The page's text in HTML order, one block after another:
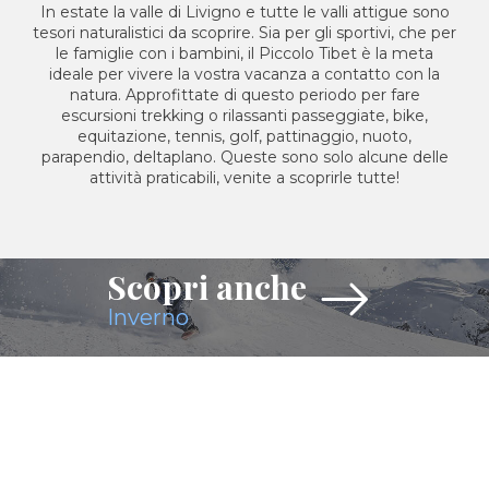
In estate la valle di Livigno e tutte le valli attigue sono
tesori naturalistici da scoprire. Sia per gli sportivi, che per
le famiglie con i bambini, il Piccolo Tibet è la meta
ideale per vivere la vostra vacanza a contatto con la
natura. Approfittate di questo periodo per fare
escursioni trekking o rilassanti passeggiate, bike,
equitazione, tennis, golf, pattinaggio, nuoto,
parapendio, deltaplano. Queste sono solo alcune delle
attività praticabili, venite a scoprirle tutte!
Scopri anche
Inverno